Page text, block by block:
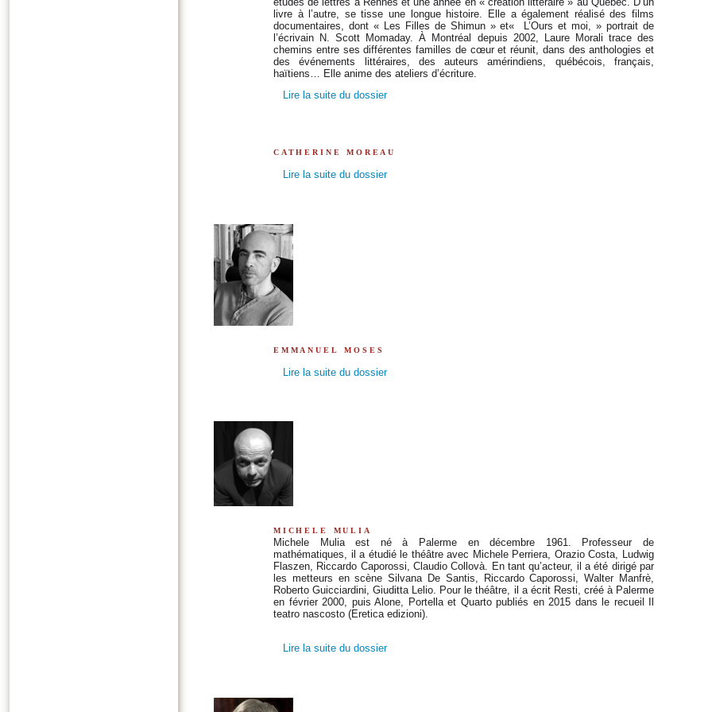
livre à l’autre, se tisse une longue histoire. Elle a également réalisé des films
documentaires, dont « Les Filles de Shimun » et« L’Ours et moi, » portrait de
l’écrivain N. Scott Momaday. À Montréal depuis 2002, Laure Morali trace des
chemins entre ses différentes familles de cœur et réunit, dans des anthologies et
des événements littéraires, des auteurs amérindiens, québécois, français,
haïtiens… Elle anime des ateliers d’écriture.
Lire la suite du dossier
catherine moreau
Lire la suite du dossier
emmanuel moses
Lire la suite du dossier
michele mulia
Michele Mulia est né à Palerme en décembre 1961. Professeur de
mathématiques, il a étudié le théâtre avec Michele Perriera, Orazio Costa, Ludwig
Flaszen, Riccardo Caporossi, Claudio Collovà. En tant qu’acteur, il a été dirigé par
les metteurs en scène Silvana De Santis, Riccardo Caporossi, Walter Manfrè,
Roberto Guicciardini, Giuditta Lelio. Pour le théâtre, il a écrit Resti, créé à Palerme
en février 2000, puis Alone, Portella et Quarto publiés en 2015 dans le recueil Il
teatro nascosto (Eretica edizioni).
Lire la suite du dossier